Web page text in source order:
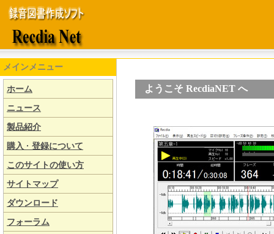
メインメニュー
ホーム
ニュース
製品紹介
購入 · 登録について
このサイトの使い方
サイトマップ
ダウンロード
フォーラム
ようこそ RecdiaNET へ